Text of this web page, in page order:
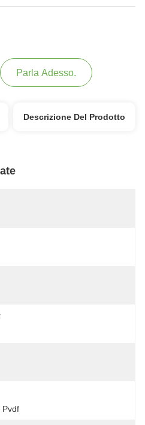
Parla Adesso.
Descrizione Del Prodotto
Pvdf